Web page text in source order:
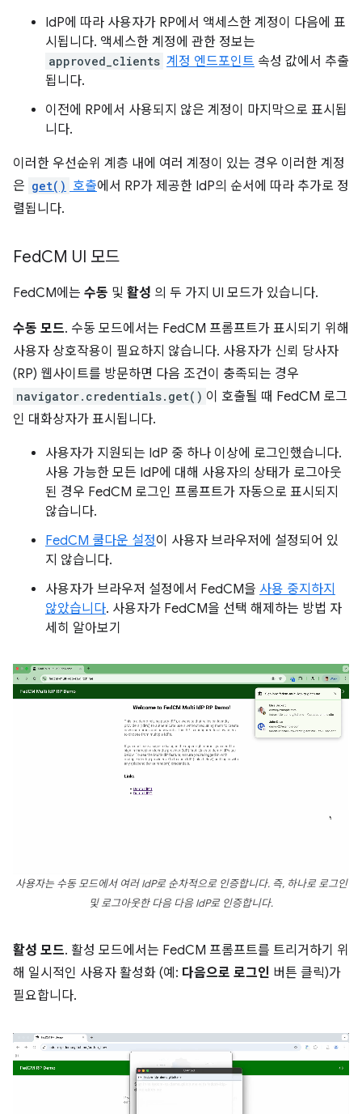
IdP에 따라 사용자가 RP에서 액세스한 계정이 다음에 표
시됩니다. 액세스한 계정에 관한 정보는
approved_clients 계정 엔드포인트 속성 값에서 추출
됩니다.
이전에 RP에서 사용되지 않은 계정이 마지막으로 표시됩
니다.
이러한 우선순위 계층 내에 여러 계정이 있는 경우 이러한 계정
은 get() 호출에서 RP가 제공한 IdP의 순서에 따라 추가로 정
렬됩니다.
FedCM UI 모드
FedCM에는 수동 및 활성 의 두 가지 UI 모드가 있습니다.
수동 모드. 수동 모드에서는 FedCM 프롬프트가 표시되기 위해
사용자 상호작용이 필요하지 않습니다. 사용자가 신뢰 당사자
(RP) 웹사이트를 방문하면 다음 조건이 충족되는 경우
navigator.credentials.get() 이 호출될 때 FedCM 로그
인 대화상자가 표시됩니다.
사용자가 지원되는 IdP 중 하나 이상에 로그인했습니다.
사용 가능한 모든 IdP에 대해 사용자의 상태가 로그아웃
된 경우 FedCM 로그인 프롬프트가 자동으로 표시되지
않습니다.
FedCM 쿨다운 설정이 사용자 브라우저에 설정되어 있
지 않습니다.
사용자가 브라우저 설정에서 FedCM을 사용 중지하지
않았습니다. 사용자가 FedCM을 선택 해제하는 방법 자
세히 알아보기
사용자는 수동 모드에서 여러 IdP로 순차적으로 인증합니다. 즉, 하나로 로그인
및 로그아웃한 다음 다음 IdP로 인증합니다.
활성 모드. 활성 모드에서는 FedCM 프롬프트를 트리거하기 위
해 일시적인 사용자 활성화 (예: 다음으로 로그인 버튼 클릭)가
필요합니다.